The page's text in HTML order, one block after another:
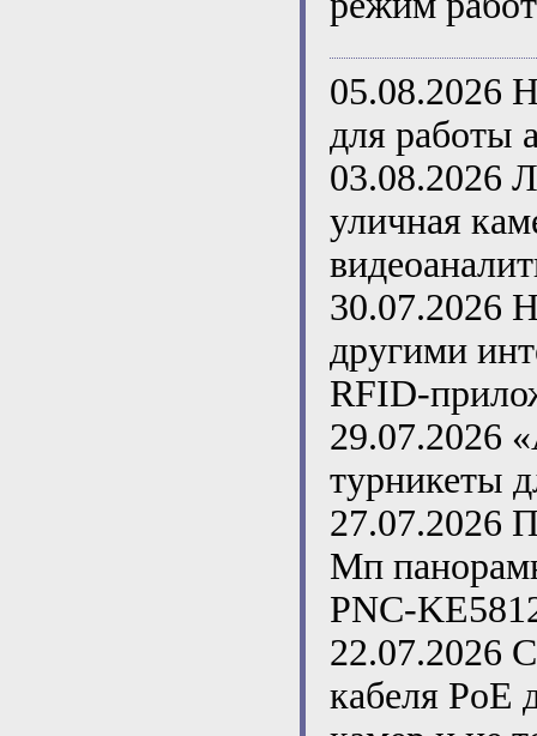
05.08.2026
для работы
03.08.2026
уличная
30.07.2026
другими
RFID-
29.07.2026
турникеты
27.07.2026
Мп
PNC-
22.07.2026
кабеля PoE